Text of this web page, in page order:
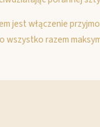
jest włączenie
wszystko razem